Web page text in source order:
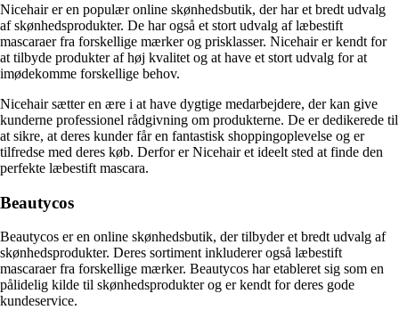
Nicehair er en populær online skønhedsbutik, der har et bredt udvalg
af skønhedsprodukter. De har også et stort udvalg af læbestift
mascaraer fra forskellige mærker og prisklasser. Nicehair er kendt for
at tilbyde produkter af høj kvalitet og at have et stort udvalg for at
imødekomme forskellige behov.
Nicehair sætter en ære i at have dygtige medarbejdere, der kan give
kunderne professionel rådgivning om produkterne. De er dedikerede til
at sikre, at deres kunder får en fantastisk shoppingoplevelse og er
tilfredse med deres køb. Derfor er Nicehair et ideelt sted at finde den
perfekte læbestift mascara.
Beautycos
Beautycos er en online skønhedsbutik, der tilbyder et bredt udvalg af
skønhedsprodukter. Deres sortiment inkluderer også læbestift
mascaraer fra forskellige mærker. Beautycos har etableret sig som en
pålidelig kilde til skønhedsprodukter og er kendt for deres gode
kundeservice.